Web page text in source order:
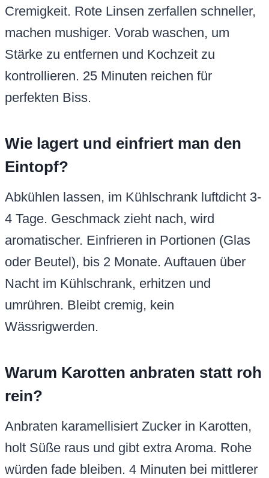
Cremigkeit. Rote Linsen zerfallen schneller,
machen mushiger. Vorab waschen, um
Stärke zu entfernen und Kochzeit zu
kontrollieren. 25 Minuten reichen für
perfekten Biss.
Wie lagert und einfriert man den
Eintopf?
Abkühlen lassen, im Kühlschrank luftdicht 3-
4 Tage. Geschmack zieht nach, wird
aromatischer. Einfrieren in Portionen (Glas
oder Beutel), bis 2 Monate. Auftauen über
Nacht im Kühlschrank, erhitzen und
umrühren. Bleibt cremig, kein
Wässrigwerden.
Warum Karotten anbraten statt roh
rein?
Anbraten karamellisiert Zucker in Karotten,
holt Süße raus und gibt extra Aroma. Rohe
würden fade bleiben. 4 Minuten bei mittlerer